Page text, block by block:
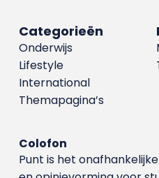
Categorieën
Onderwijs
Lifestyle
International
Themapagina’s
Colofon
Punt is het